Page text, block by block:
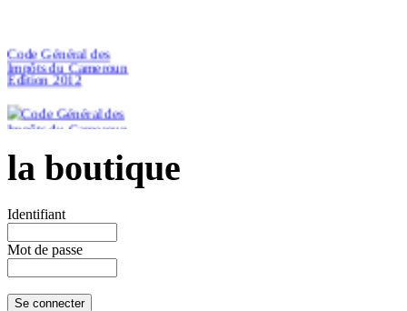
Code Général des
Impôts du Cameroun
Edition 2012
€46.51
la boutique
Identifiant
Mot de passe